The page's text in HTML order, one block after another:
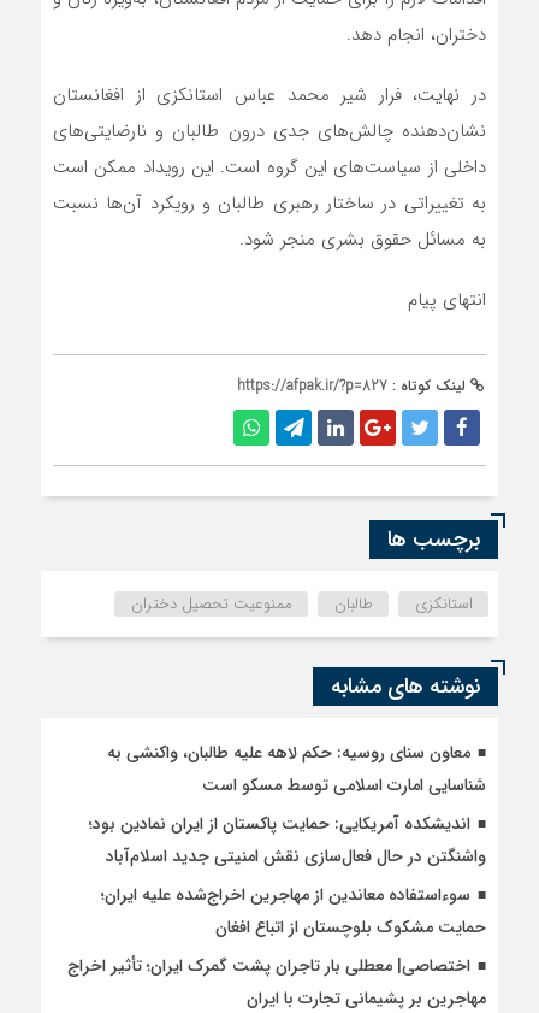
دختران، انجام دهد.
در نهایت، فرار شیر محمد عباس استانکزی از افغانستان
نشان‌دهنده چالش‌های جدی درون طالبان و نارضایتی‌های
داخلی از سیاست‌های این گروه است. این رویداد ممکن است
به تغییراتی در ساختار رهبری طالبان و رویکرد آن‌ها نسبت
به مسائل حقوق بشری منجر شود.
انتهای پیام
لینک کوتاه : https://afpak.ir/?p=827
برچسب ها
استانکزی طالبان ممنوعیت تحصیل دختران
نوشته های مشابه
معاون سنای روسیه: حکم لاهه علیه طالبان، واکنشی به
شناسایی امارت اسلامی توسط مسکو است
اندیشکده آمریکایی: حمایت پاکستان از ایران نمادین بود؛
واشنگتن در حال فعال‌سازی نقش امنیتی جدید اسلام‌آباد
سوءاستفاده معاندین از مهاجرین اخراج‌شده علیه ایران؛
حمایت مشکوک بلوچستان از اتباع افغان
اختصاصی| معطلی بار تاجران پشت گمرک ایران؛ تأثیر اخراج
مهاجرین بر پشیمانی تجارت با ایران